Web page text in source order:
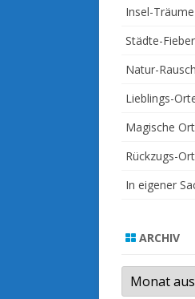
Insel-Träume
Städte-Fieber
Natur-Rausch
Lieblings-
Magische
Rückzugs-
In eigener
ARCHIV
Archiv